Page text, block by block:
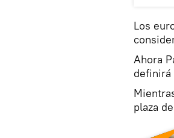
Los
Ahora
definirá
plaza